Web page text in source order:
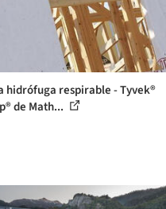
hidrófuga respirable - Tyvek®
de Math...